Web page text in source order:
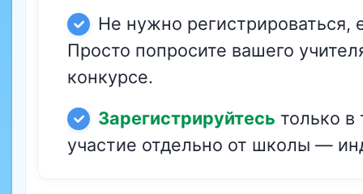
Не нужно регистрироваться,
Просто попросите вашего
конкурсе.
Зарегистрируйтесь только в
участие отдельно от школы —